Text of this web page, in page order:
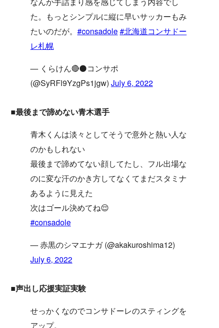
た。もっとシンプルに縦に早いサッカーもみ
たいのだが。#consadole#北海道コンサドー
レ札幌
— くらけん🔴⚫️コンサポ
(@SyRFl9YzgPs1jgw) July 6, 2022
■最後まで諦めない青木選手
青木くんは淡々としてそうで意外と熱い人な
のかもしれない
最後まで諦めてない顔してたし、フル出場な
のに変な汗のかき方してなくてまだスタミナ
あるように見えた
次はゴール決めてね😌
#consadole
— 赤黒のシマエナガ (@akakuroshima12)
July 6, 2022
■声出し応援実証実験
せっかくなのでコンサドーレのスティングを
アップ。